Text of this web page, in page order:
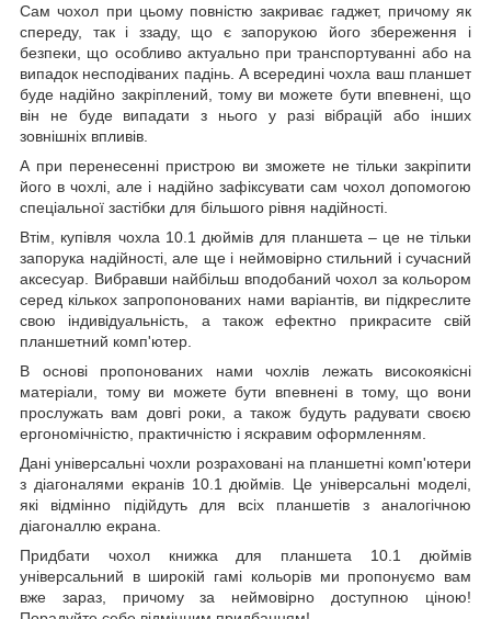
Сам чохол при цьому повністю закриває гаджет, причому як
спереду, так і ззаду, що є запорукою його збереження і
безпеки, що особливо актуально при транспортуванні або на
випадок несподіваних падінь. А всередині чохла ваш планшет
буде надійно закріплений, тому ви можете бути впевнені, що
він не буде випадати з нього у разі вібрацій або інших
зовнішніх впливів.
А при перенесенні пристрою ви зможете не тільки закріпити
його в чохлі, але і надійно зафіксувати сам чохол допомогою
спеціальної застібки для більшого рівня надійності.
Втім, купівля чохла 10.1 дюймів для планшета – це не тільки
запорука надійності, але ще і неймовірно стильний і сучасний
аксесуар. Вибравши найбільш вподобаний чохол за кольором
серед кількох запропонованих нами варіантів, ви підкреслите
свою індивідуальність, а також ефектно прикрасите свій
планшетний комп'ютер.
В основі пропонованих нами чохлів лежать високоякісні
матеріали, тому ви можете бути впевнені в тому, що вони
прослужать вам довгі роки, а також будуть радувати своєю
ергономічністю, практичністю і яскравим оформленням.
Дані універсальні чохли розраховані на планшетні комп'ютери
з діагоналями екранів 10.1 дюймів. Це універсальні моделі,
які відмінно підійдуть для всіх планшетів з аналогічною
діагоналлю екрана.
Придбати чохол книжка для планшета 10.1 дюймів
універсальний в широкій гамі кольорів ми пропонуємо вам
вже зараз, причому за неймовірно доступною ціною!